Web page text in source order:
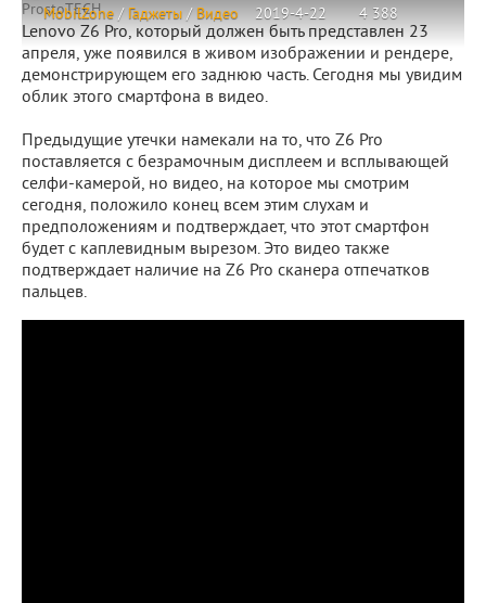
MobilZone / Гаджеты / Видео 2019-4-22 4 388
ProstoTECH
Lenovo Z6 Pro, который должен быть представлен 23
апреля, уже появился в живом изображении и рендере,
демонстрирующем его заднюю часть. Сегодня мы увидим
облик этого смартфона в видео.
Предыдущие утечки намекали на то, что Z6 Pro
поставляется с безрамочным дисплеем и всплывающей
селфи-камерой, но видео, на которое мы смотрим
сегодня, положило конец всем этим слухам и
предположениям и подтверждает, что этот смартфон
будет с каплевидным вырезом. Это видео также
подтверждает наличие на Z6 Pro сканера отпечатков
пальцев.